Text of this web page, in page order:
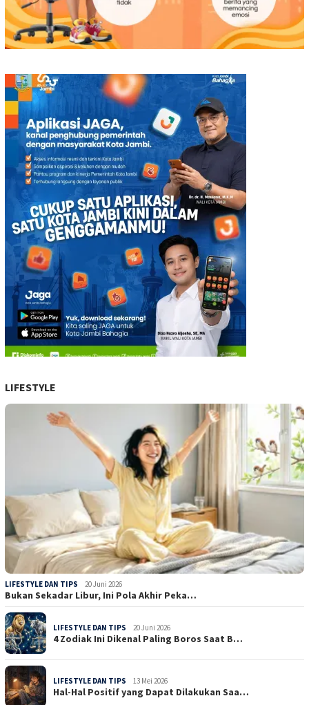
LIFESTYLE
LIFESTYLE DAN TIPS 20 Juni 2026
Bukan Sekadar Libur, Ini Pola Akhir Peka…
LIFESTYLE DAN TIPS 20 Juni 2026
4 Zodiak Ini Dikenal Paling Boros Saat B…
LIFESTYLE DAN TIPS 13 Mei 2026
Hal-Hal Positif yang Dapat Dilakukan Saa…